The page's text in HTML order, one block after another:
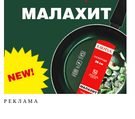
Р Е К Л А М А